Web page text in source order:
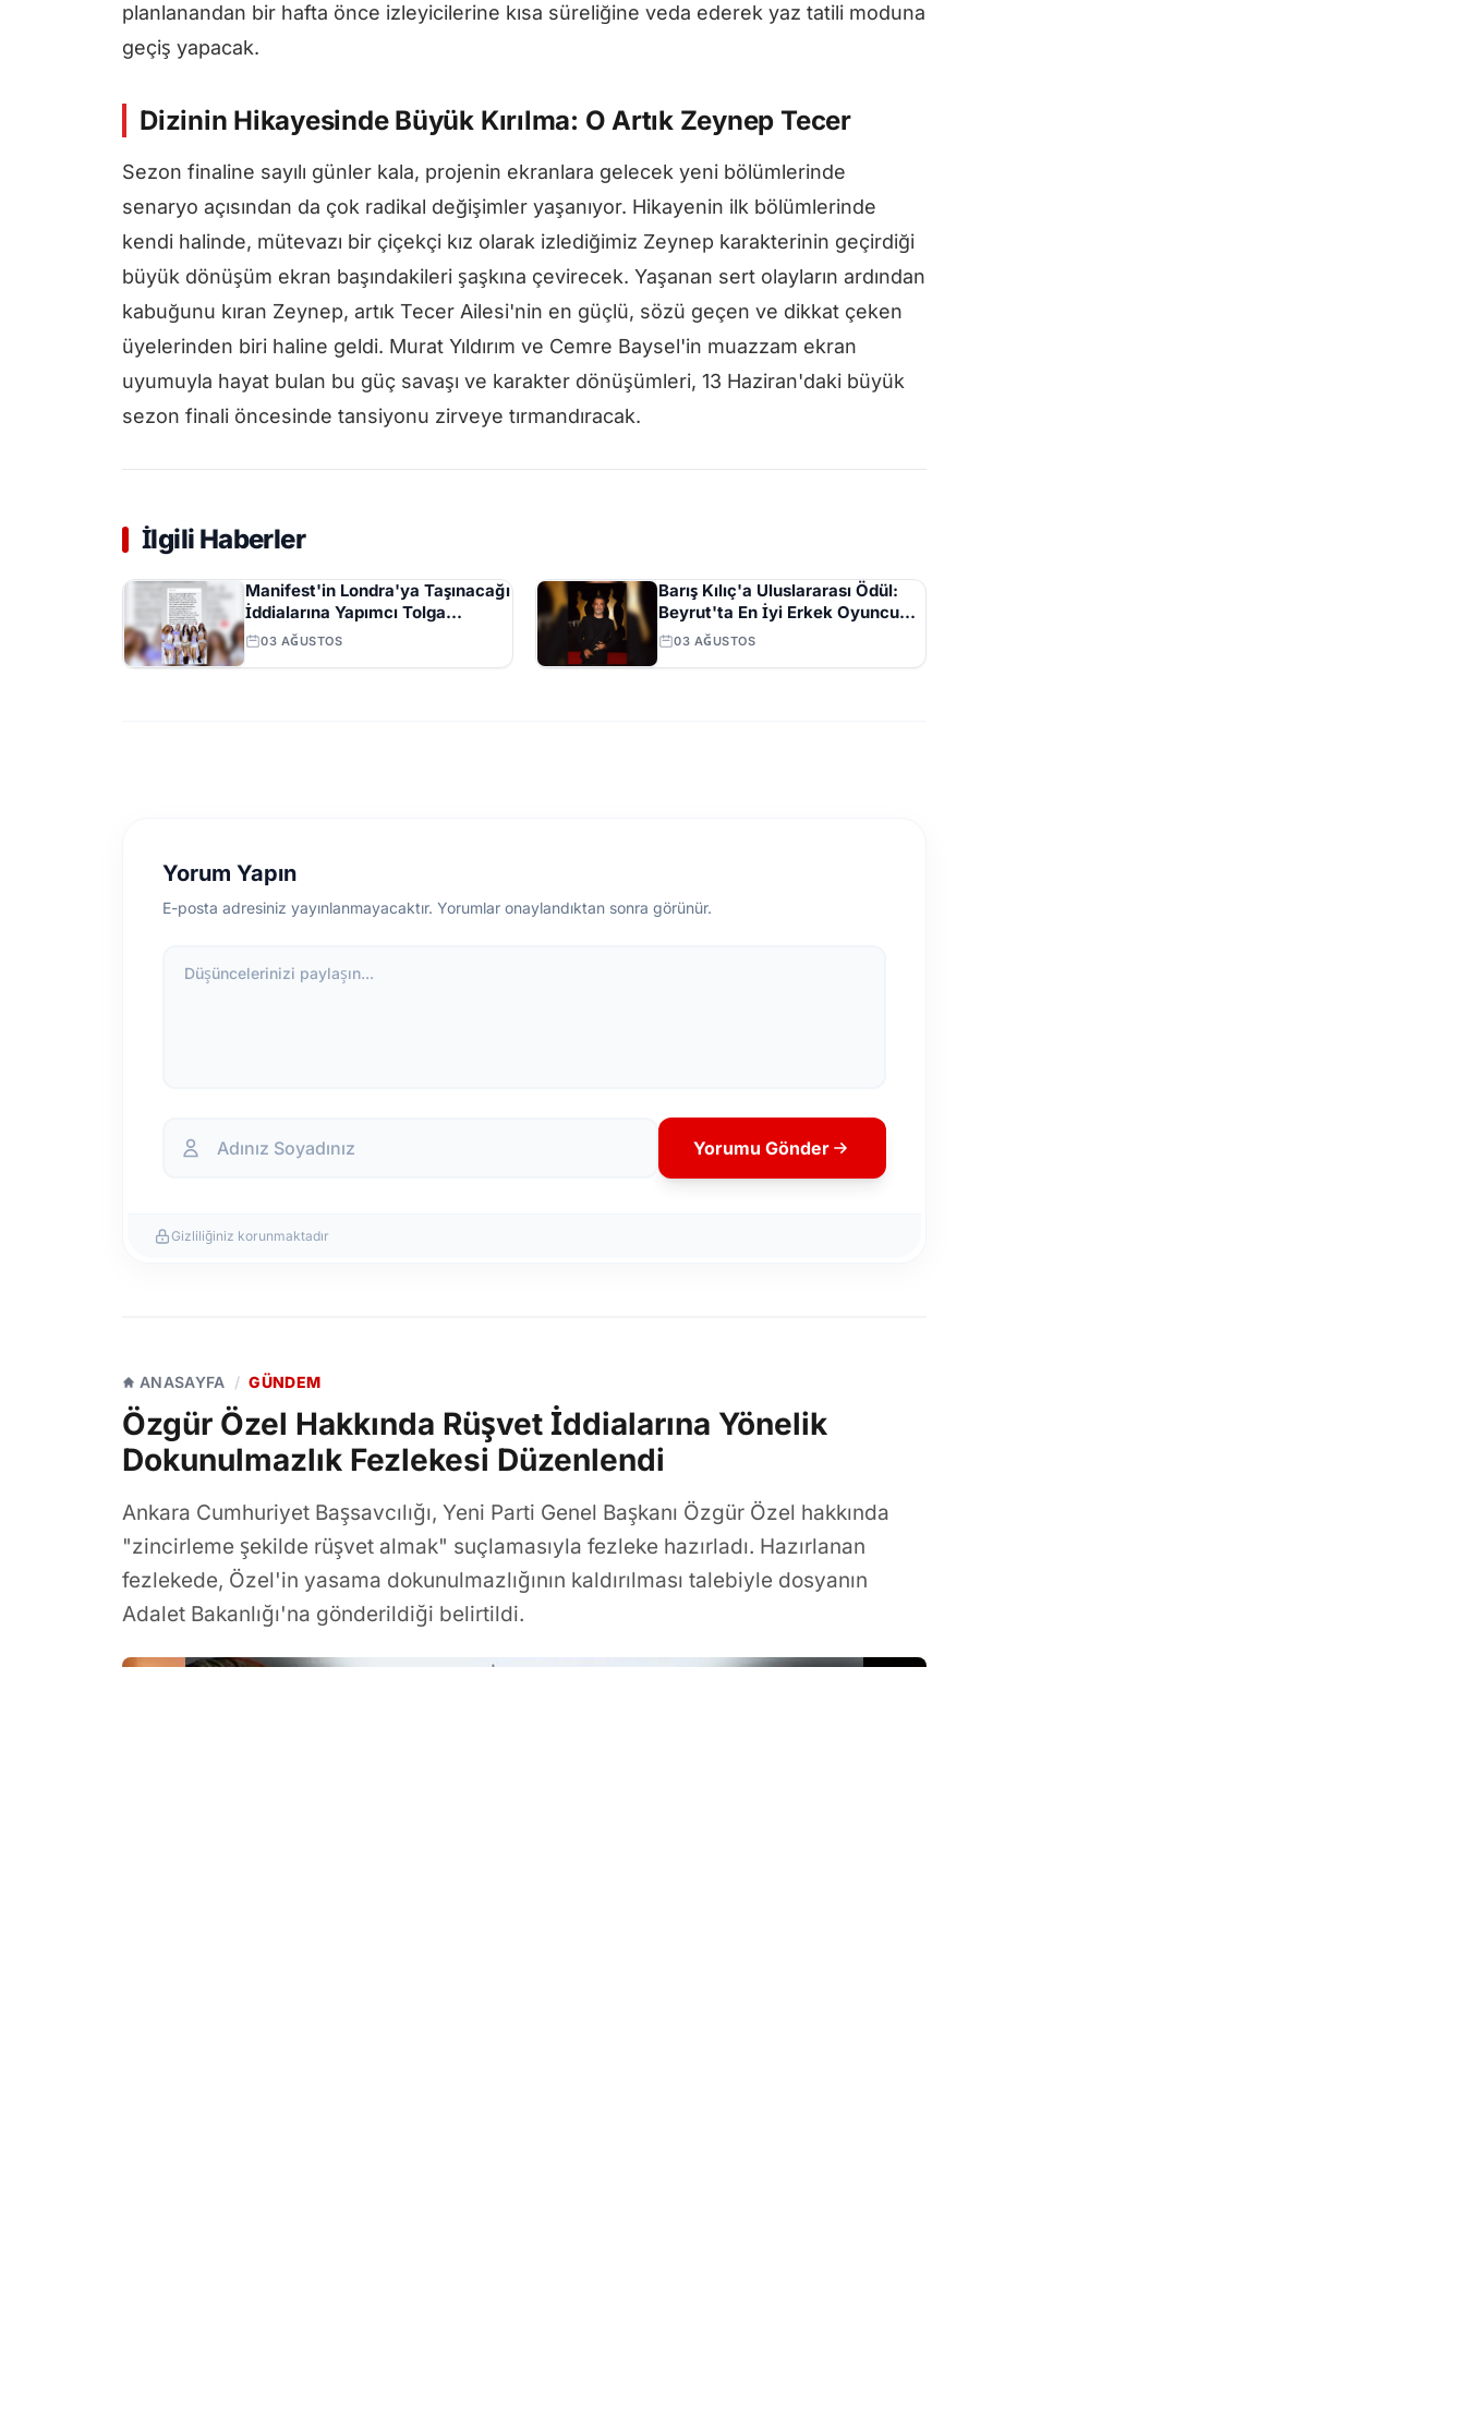
planlanandan bir hafta önce izleyicilerine kısa süreliğine veda ederek yaz tatili moduna
geçiş yapacak.
Dizinin Hikayesinde Büyük Kırılma: O Artık Zeynep Tecer
Sezon finaline sayılı günler kala, projenin ekranlara gelecek yeni bölümlerinde
senaryo açısından da çok radikal değişimler yaşanıyor. Hikayenin ilk bölümlerinde
kendi halinde, mütevazı bir çiçekçi kız olarak izlediğimiz Zeynep karakterinin geçirdiği
büyük dönüşüm ekran başındakileri şaşkına çevirecek. Yaşanan sert olayların ardından
kabuğunu kıran Zeynep, artık Tecer Ailesi'nin en güçlü, sözü geçen ve dikkat çeken
üyelerinden biri haline geldi. Murat Yıldırım ve Cemre Baysel'in muazzam ekran
uyumuyla hayat bulan bu güç savaşı ve karakter dönüşümleri, 13 Haziran'daki büyük
sezon finali öncesinde tansiyonu zirveye tırmandıracak.
İlgili Haberler
Manifest'in Londra'ya Taşınacağı
İddialarına Yapımcı Tolga
Akış'tan Açıklama
03 AĞUSTOS
Barış Kılıç'a Uluslararası Ödül:
Beyrut'ta En İyi Erkek Oyuncu
Seçildi
03 AĞUSTOS
Yorum Yapın
E-posta adresiniz yayınlanmayacaktır. Yorumlar onaylandıktan sonra görünür.
Düşüncelerinizi paylaşın...
Yorumu Gönder
Gizliliğiniz korunmaktadır
ANASAYFA / GÜNDEM
Özgür Özel Hakkında Rüşvet İddialarına Yönelik
Dokunulmazlık Fezlekesi Düzenlendi
Ankara Cumhuriyet Başsavcılığı, Yeni Parti Genel Başkanı Özgür Özel hakkında
"zincirleme şekilde rüşvet almak" suçlamasıyla fezleke hazırladı. Hazırlanan
fezlekede, Özel'in yasama dokunulmazlığının kaldırılması talebiyle dosyanın
Adalet Bakanlığı'na gönderildiği belirtildi.